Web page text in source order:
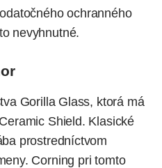
ochranného
nevyhnutné.
Gorilla Glass, ktorá má
Shield. Klasické
prostredníctvom
Corning pri tomto